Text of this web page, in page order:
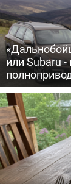
или Subaru